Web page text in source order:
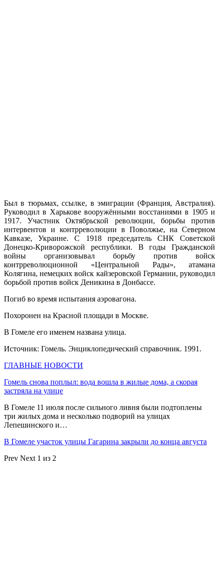
Был в тюрьмах, ссылке, в эмиграции (Франция, Австралия).
Руководил в Харькове вооружёнными восстаниями в 1905 и
1917. Участник Октябрьской революции, борьбы против
интервентов и контрреволюции в Поволжье, на Северном
Кавказе, Украине. С 1918 председатель СНК Советской
Донецко-Криворожской республики. В годы Гражданской
войны организовывал борьбу против войск
контрреволюционной «Центральной Рады», атамана
Колягина, немецких войск кайзеровской Германии, руководил
борьбой против войск Деникина в Донбассе.
Погиб во время испытания аэровагона.
Похоронен на Красной площади в Москве.
В Гомеле его именем названа улица.
Источник: Гомель. Энциклопедический справочник. 1991.
ГЛАВНЫЕ НОВОСТИ
Гомель снова поплыл: вода вошла в жилые дома, а скорая
застряла на улице
В Гомеле 11 июля после сильного ливня были подтоплены
три жилых дома и несколько подворий на улицах
Лепешинского и…
В Гомеле участок улицы Гагарина закрыли до конца августа
Prev Next 1 из 2